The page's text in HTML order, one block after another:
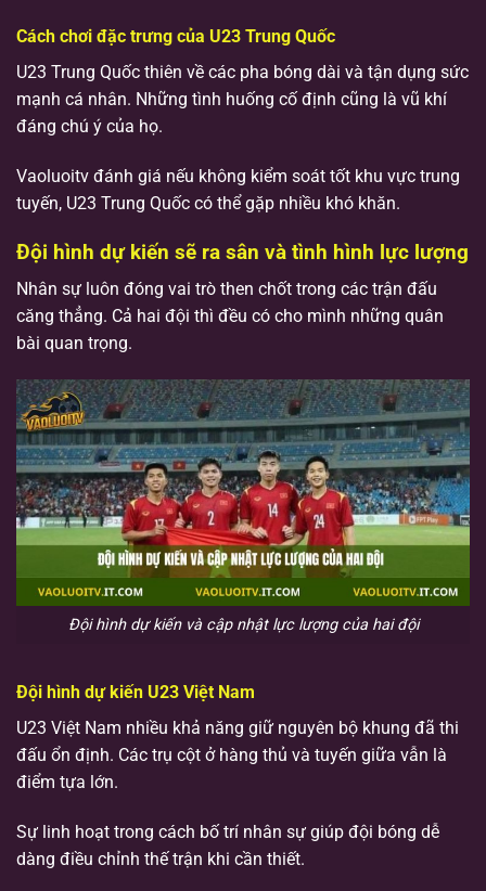
Cách chơi đặc trưng của U23 Trung Quốc
U23 Trung Quốc thiên về các pha bóng dài và tận dụng sức
mạnh cá nhân. Những tình huống cố định cũng là vũ khí
đáng chú ý của họ.
Vaoluoitv đánh giá nếu không kiểm soát tốt khu vực trung
tuyến, U23 Trung Quốc có thể gặp nhiều khó khăn.
Đội hình dự kiến sẽ ra sân và tình hình lực lượng
Nhân sự luôn đóng vai trò then chốt trong các trận đấu
căng thẳng. Cả hai đội thì đều có cho mình những quân
bài quan trọng.
Đội hình dự kiến và cập nhật lực lượng của hai đội
Đội hình dự kiến U23 Việt Nam
U23 Việt Nam nhiều khả năng giữ nguyên bộ khung đã thi
đấu ổn định. Các trụ cột ở hàng thủ và tuyến giữa vẫn là
điểm tựa lớn.
Sự linh hoạt trong cách bố trí nhân sự giúp đội bóng dễ
dàng điều chỉnh thế trận khi cần thiết.